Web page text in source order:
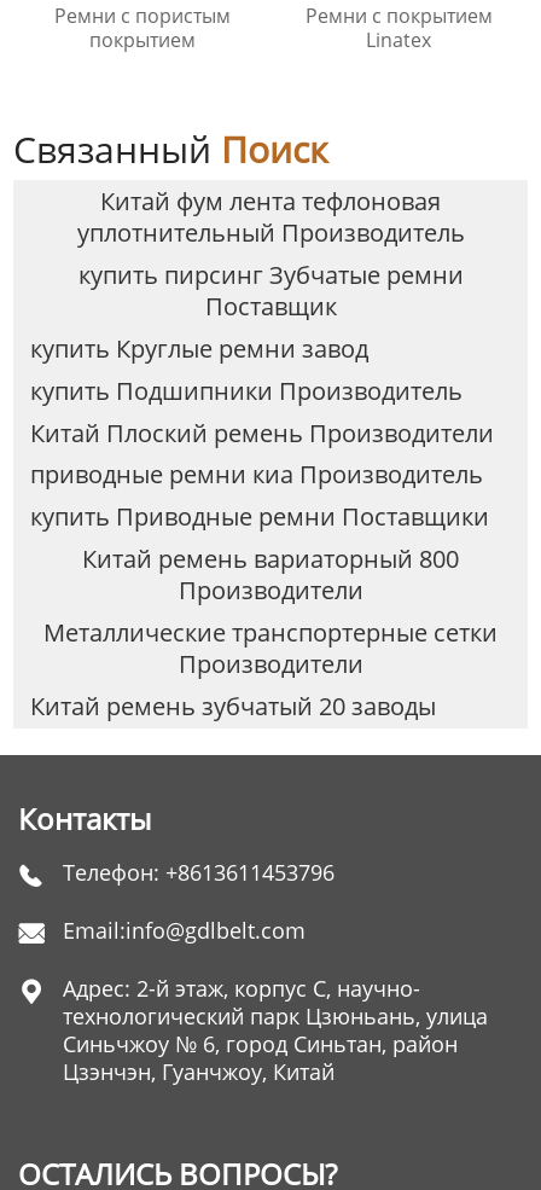
Ремни с пористым
покрытием
Ремни с покрытием
Linatex
Связанный Поиск
Китай фум лента тефлоновая
уплотнительный Производитель
купить пирсинг Зубчатые ремни
Поставщик
купить Круглые ремни завод
купить Подшипники Производитель
Китай Плоский ремень Производители
приводные ремни киа Производитель
купить Приводные ремни Поставщики
Китай ремень вариаторный 800
Производители
Металлические транспортерные сетки
Производители
Китай ремень зубчатый 20 заводы
Контакты
 Телефон: +8613611453796
 Email:info@gdlbelt.com

Адрес: 2-й этаж, корпус C, научно-
технологический парк Цзюньань, улица
Синьчжоу № 6, город Синьтан, район
Цзэнчэн, Гуанчжоу, Китай
ОСТАЛИСЬ ВОПРОСЫ?